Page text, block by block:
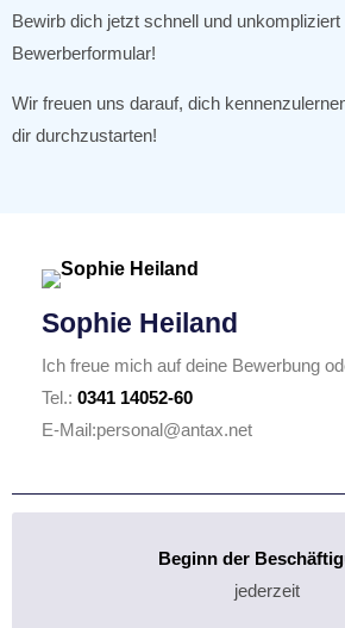
Bewirb dich jetzt schnell und
Bewerberformular!
Wir freuen uns darauf, dich
dir durchzustarten!
Sophie Heiland
Ich freue mich auf deine Bewerbung
Tel.: 0341 14052-60
E-Mail:personal@antax.net
Beginn der
jederzeit